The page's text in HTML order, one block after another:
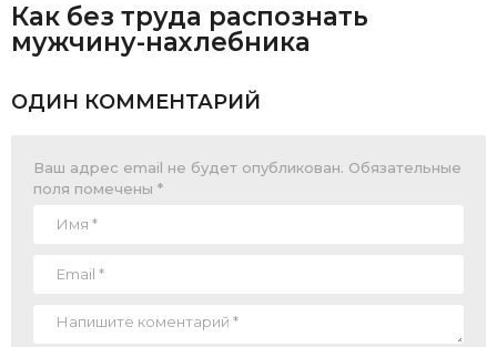
Как без труда распознать
мужчину-нахлебника
ОДИН КОММЕНТАРИЙ
Ваш адрес email не будет опубликован. Обязательные
поля помечены *